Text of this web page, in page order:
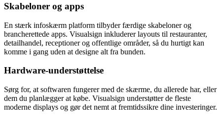
Skabeloner og apps
En stærk infoskærm platform tilbyder færdige skabeloner og
brancherettede apps. Visualsign inkluderer layouts til restauranter,
detailhandel, receptioner og offentlige områder, så du hurtigt kan
komme i gang uden at designe alt fra bunden.
Hardware-understøttelse
Sørg for, at softwaren fungerer med de skærme, du allerede har, eller
dem du planlægger at købe. Visualsign understøtter de fleste
moderne displays og gør det nemt at fremtidssikre dine investeringer.